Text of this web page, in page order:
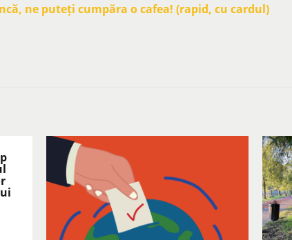
ne puteți cumpăra o cafea! (rapid, cu cardul)